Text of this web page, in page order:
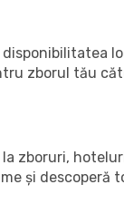
zborul tău
zboruri,
și descoperă